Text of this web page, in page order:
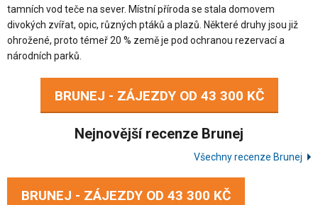
tamních vod teče na sever. Místní příroda se stala domovem
divokých zvířat, opic, různých ptáků a plazů. Některé druhy jsou již
ohrožené, proto témeř 20 % země je pod ochranou rezervací a
národních parků.
BRUNEJ - ZÁJEZDY OD 43 300 KČ
Nejnovější recenze Brunej
Všechny recenze Brunej
BRUNEJ - ZÁJEZDY OD 43 300 KČ